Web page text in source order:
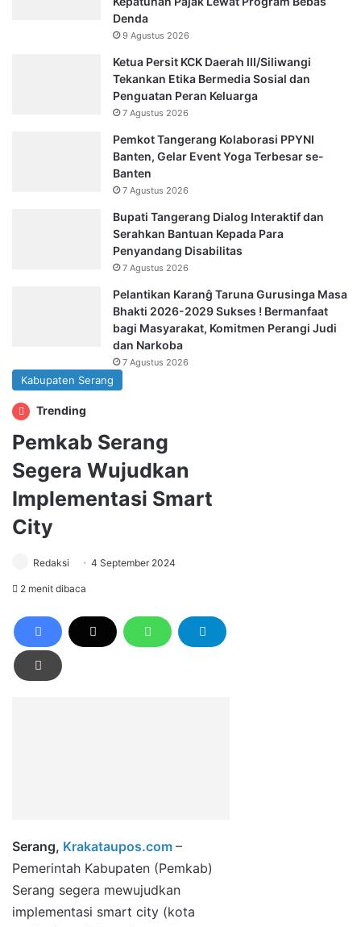
Denda
9 Agustus 2026
Ketua Persit KCK Daerah III/Siliwangi
Tekankan Etika Bermedia Sosial dan
Penguatan Peran Keluarga
7 Agustus 2026
Pemkot Tangerang Kolaborasi PPYNI
Banten, Gelar Event Yoga Terbesar se-
Banten
7 Agustus 2026
Bupati Tangerang Dialog Interaktif dan
Serahkan Bantuan Kepada Para
Penyandang Disabilitas
7 Agustus 2026
Pelantikan Karanĝ Taruna Gurusinga Masa
Bhakti 2026-2029 Sukses ! Bermanfaat
bagi Masyarakat, Komitmen Perangi Judi
dan Narkoba
7 Agustus 2026